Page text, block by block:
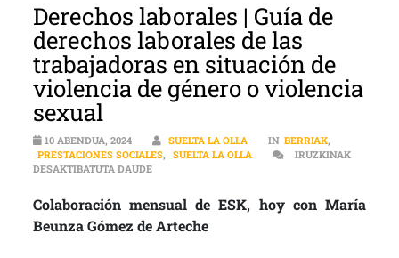
Derechos laborales | Guía de
derechos laborales de las
trabajadoras en situación de
violencia de género o violencia
sexual
10 ABENDUA, 2024 SUELTA LA OLLA IN BERRIAK,
PRESTACIONES SOCIALES, SUELTA LA OLLA
IRUZKINAK
DESAKTIBATUTA DAUDEDERECHOS LABORALES | GUÍA DE DERECHOS
Colaboración mensual de ESK, hoy con María
Beunza Gómez de Arteche